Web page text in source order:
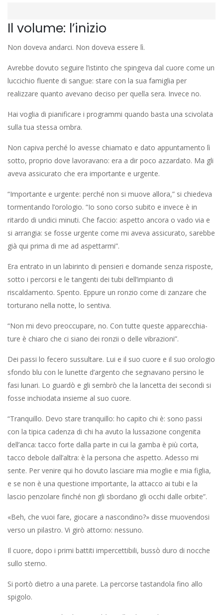
Il volume: l’inizio
Non doveva andarci. Non doveva essere lì.
Avrebbe dovuto seguire l’istinto che spingeva dal cuore come un
luccichio fluente di sangue: stare con la sua famiglia per
realizzare quanto avevano deciso per quella sera. Invece no.
Hai voglia di pianificare i programmi quando basta una scivolata
sulla tua stessa ombra.
Non capiva perché lo avesse chiamato e dato ap­puntamento lì
sotto, proprio dove lavoravano: era a dir poco azzardato. Ma gli
aveva assicurato che era impor­tante e urgente.
“Importante e urgente: perché non si muove allora,” si chie­deva
tormentando l’orologio. “Io sono corso subito e invece è in
ritardo di undici minuti. Che faccio: aspetto ancora o vado via e
si arrangia: se fosse urgente come mi aveva assicurato, sarebbe
già qui prima di me ad aspettarmi”.
Era entrato in un labirinto di pensieri e domande senza risposte,
sotto i percorsi e le tangenti dei tubi dell’impianto di
riscaldamento. Spento. Eppure un ronzio come di zanzare che
torturano nella notte, lo sentiva.
“Non mi devo preoccupare, no. Con tutte queste apparecchia­
ture è chiaro che ci siano dei ronzii o delle vibrazioni”.
Dei passi lo fecero sussultare. Lui e il suo cuore e il suo orologio
sfondo blu con le lunette d’argento che segnavano persino le
fasi lunari. Lo guardò e gli sembrò che la lancetta dei secondi si
fosse inchiodata insieme al suo cuore.
“Tranquillo. Devo stare tranquillo: ho capito chi è: sono pas­si
con la tipica cadenza di chi ha avuto la lussazione congenita
dell’anca: tacco forte dalla parte in cui la gamba è più corta,
tacco debole dall’altra: è la persona che aspetto. Adesso mi
sente. Per venire qui ho dovuto lasciare mia moglie e mia figlia,
e se non è una questione importante, la attacco ai tubi e la
lascio penzolare finché non gli sbordano gli occhi dalle orbite”.
«Beh, che vuoi fare, giocare a nascondino?» disse muovendosi
verso un pilastro. Vi girò attorno: nes­suno.
Il cuore, dopo i primi battiti impercettibili, bussò duro di nocche
sullo sterno.
Si portò dietro a una parete. La percorse tastandola fino allo
spigolo.